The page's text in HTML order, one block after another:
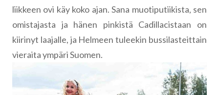
liikkeen ovi käy koko ajan. Sana muotiputiikista, sen
omistajasta ja hänen pinkistä Cadillacistaan on
kiirinyt laajalle, ja Helmeen tuleekin bussilasteittain
vieraita ympäri Suomen.